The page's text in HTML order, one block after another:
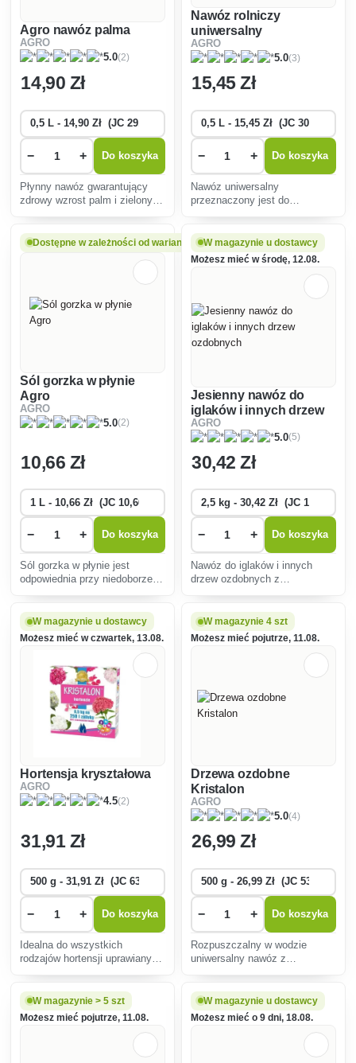
Agro nawóz palma
AGRO
5.0(2)
14,90 Zł
− + Do koszyka
Płynny nawóz gwarantujący
zdrowy wzrost palm i zielonych
Nawóz rolniczy
uniwersalny
AGRO
5.0(3)
15,45 Zł
− + Do koszyka
Nawóz uniwersalny
przeznaczony jest do
tarasowych i innych
ogrodowych.
Dostępne w zależności od wariantu
Sól gorzka w płynie
Agro
AGRO
5.0(2)
10,66 Zł
− + Do koszyka
Sól gorzka w płynie jest
odpowiednia przy niedoborze
W magazynie u dostawcy
Możesz mieć w środę, 12.08.
Jesienny nawóz do
iglaków i innych drzew
ozdobnych
AGRO
5.0(5)
30,42 Zł
− + Do koszyka
Nawóz do iglaków i innych
drzew ozdobnych z
uszkodzenia mrozowe.
W magazynie u dostawcy
Możesz mieć w czwartek, 13.08.
Hortensja kryształowa
AGRO
4.5(2)
31,91 Zł
− + Do koszyka
Idealna do wszystkich
rodzajów hortensji uprawianych
hortensji.
W magazynie 4 szt
Możesz mieć pojutrze, 11.08.
Drzewa ozdobne
Kristalon
AGRO
5.0(4)
26,99 Zł
− + Do koszyka
Rozpuszczalny w wodzie
uniwersalny nawóz z
rodzajów drzew ozdobnych
(liściastych i iglastych),
W magazynie > 5 szt
Możesz mieć pojutrze, 11.08.
W magazynie u dostawcy
Możesz mieć o 9 dni, 18.08.